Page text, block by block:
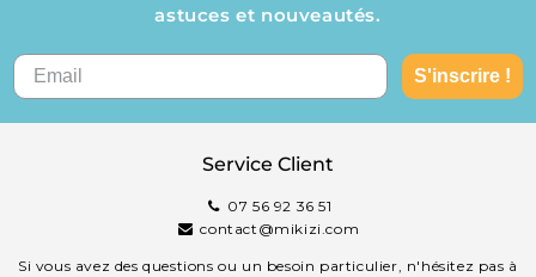
astuces et nouveautés.
S'inscrire !
Service Client
07 56 92 36 51
contact@mikizi.com
Si vous avez des questions ou un besoin particulier, n'hésitez pas à